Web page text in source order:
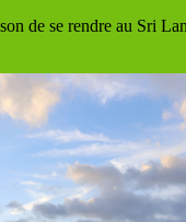
de se rendre au Sri